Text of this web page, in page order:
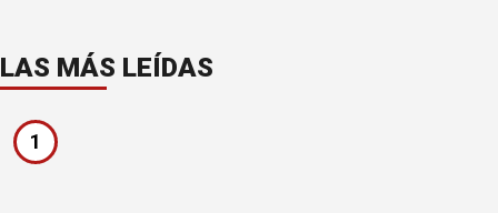
LAS MÁS LEÍDAS
1